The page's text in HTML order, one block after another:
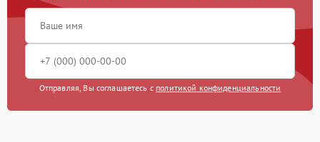
Отправляя, Вы соглашаетесь с политикой конфиденциальности